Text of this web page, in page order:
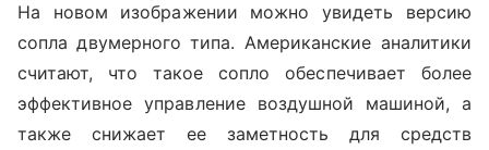
На новом изображении можно увидеть версию
сопла двумерного типа. Американские аналитики
считают, что такое сопло обеспечивает более
эффективное управление воздушной машиной, а
также снижает ее заметность для средств